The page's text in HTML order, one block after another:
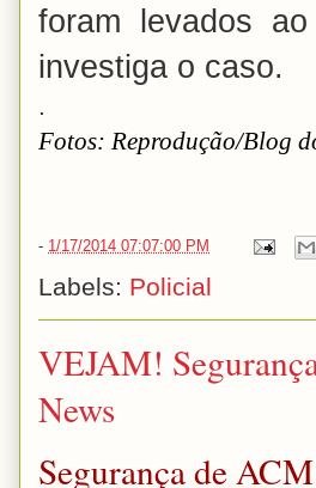
foram levados
investiga o caso.
.
Fotos: Reprodução/Blog
- 1/17/2014 07:07:00 PM
Labels: Policial
VEJAM!
News
Segurança de